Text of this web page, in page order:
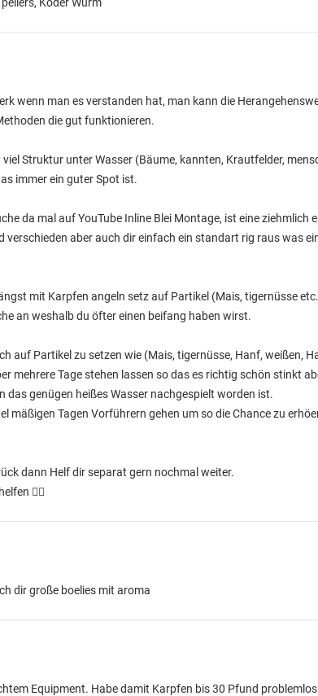
wenn man es verstanden hat, man kann die
die gut funktionieren.
Struktur unter Wasser (Bäume, kannten, Krautfelder,
immer ein guter Spot ist.
da mal auf YouTube Inline Blei Montage, ist eine ziehmlich
aber auch dir einfach ein standart rig raus was
mit Karpfen angeln setz auf Partikel (Mais, tigernüsse
an weshalb du öfter einen beifang haben wirst.
auf Partikel zu setzen wie (Mais, tigernüsse, Hanf, weißen,
mehrere Tage stehen lassen so das es richtig schön stinkt
das genügen heißes Wasser nachgespielt worden ist.
mäßigen Tagen Vorführern gehen um so die Chance zu
dann Helf dir separat gern nochmal weiter.
✌🏻
dir große boelies mit aroma
Equipment. Habe damit Karpfen bis 30 Pfund